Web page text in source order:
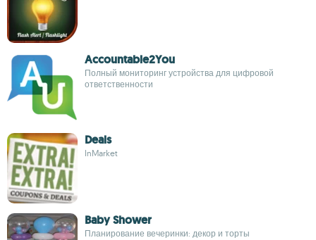
Accountable2You
Полный мониторинг устройства для цифровой
ответственности
Deals
InMarket
Baby Shower
Планирование вечеринки: декор и торты